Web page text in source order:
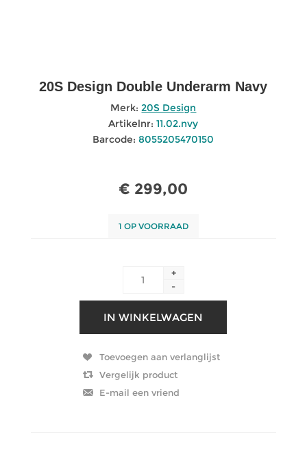
20S Design Double Underarm Navy
Merk: 20S Design
Artikelnr: 11.02.nvy
Barcode: 8055205470150
€ 299,00
1 OP VOORRAAD
+
-